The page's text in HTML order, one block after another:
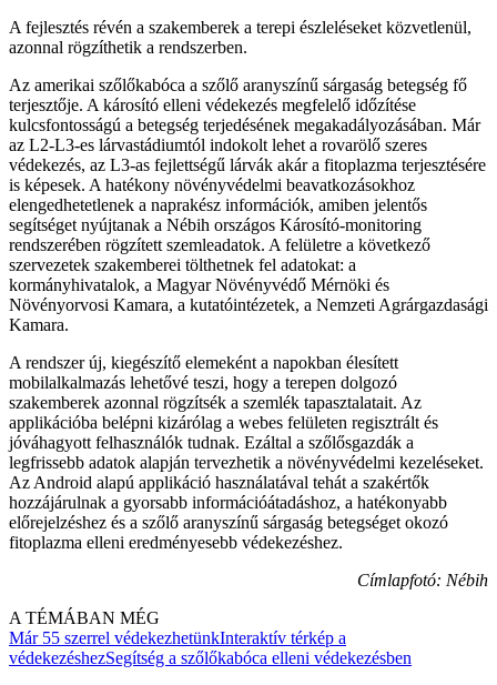
A fejlesztés révén a szakemberek a terepi észleléseket közvetlenül,
azonnal rögzíthetik a rendszerben.
Az amerikai szőlőkabóca a szőlő aranyszínű sárgaság betegség fő
terjesztője. A károsító elleni védekezés megfelelő időzítése
kulcsfontosságú a betegség terjedésének megakadályozásában. Már
az L2-L3-es lárvastádiumtól indokolt lehet a rovarölő szeres
védekezés, az L3-as fejlettségű lárvák akár a fitoplazma terjesztésére
is képesek. A hatékony növényvédelmi beavatkozásokhoz
elengedhetetlenek a naprakész információk, amiben jelentős
segítséget nyújtanak a Nébih országos Károsító-monitoring
rendszerében rögzített szemleadatok. A felületre a következő
szervezetek szakemberei tölthetnek fel adatokat: a
kormányhivatalok, a Magyar Növényvédő Mérnöki és
Növényorvosi Kamara, a kutatóintézetek, a Nemzeti Agrárgazdasági
Kamara.
A rendszer új, kiegészítő elemeként a napokban élesített
mobilalkalmazás lehetővé teszi, hogy a terepen dolgozó
szakemberek azonnal rögzítsék a szemlék tapasztalatait. Az
applikációba belépni kizárólag a webes felületen regisztrált és
jóváhagyott felhasználók tudnak. Ezáltal a szőlősgazdák a
legfrissebb adatok alapján tervezhetik a növényvédelmi kezeléseket.
Az Android alapú applikáció használatával tehát a szakértők
hozzájárulnak a gyorsabb információátadáshoz, a hatékonyabb
előrejelzéshez és a szőlő aranyszínű sárgaság betegséget okozó
fitoplazma elleni eredményesebb védekezéshez.
Címlapfotó: Nébih
A TÉMÁBAN MÉG
Már 55 szerrel védekezhetünkInteraktív térkép a
védekezéshezSegítség a szőlőkabóca elleni védekezésben